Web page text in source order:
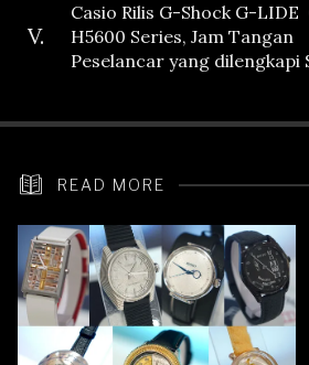
V.
Casio Rilis G-Shock G-LIDE
H5600 Series, Jam Tangan
Peselancar yang dilengkapi
READ MORE